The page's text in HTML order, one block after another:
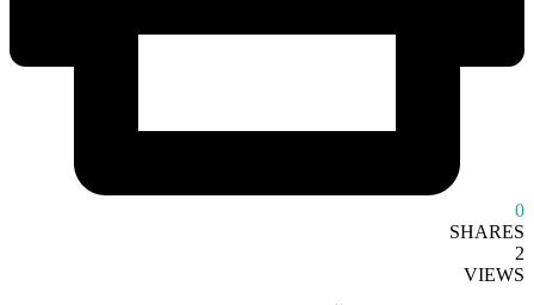
0
SHARES
2
VIEWS